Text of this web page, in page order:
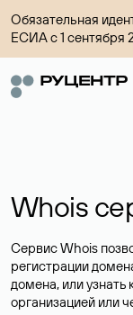
Обязательная
ЕСИА с 1 сентября
Whois
Сервис Whois
регистрации
домена, или
организацией или